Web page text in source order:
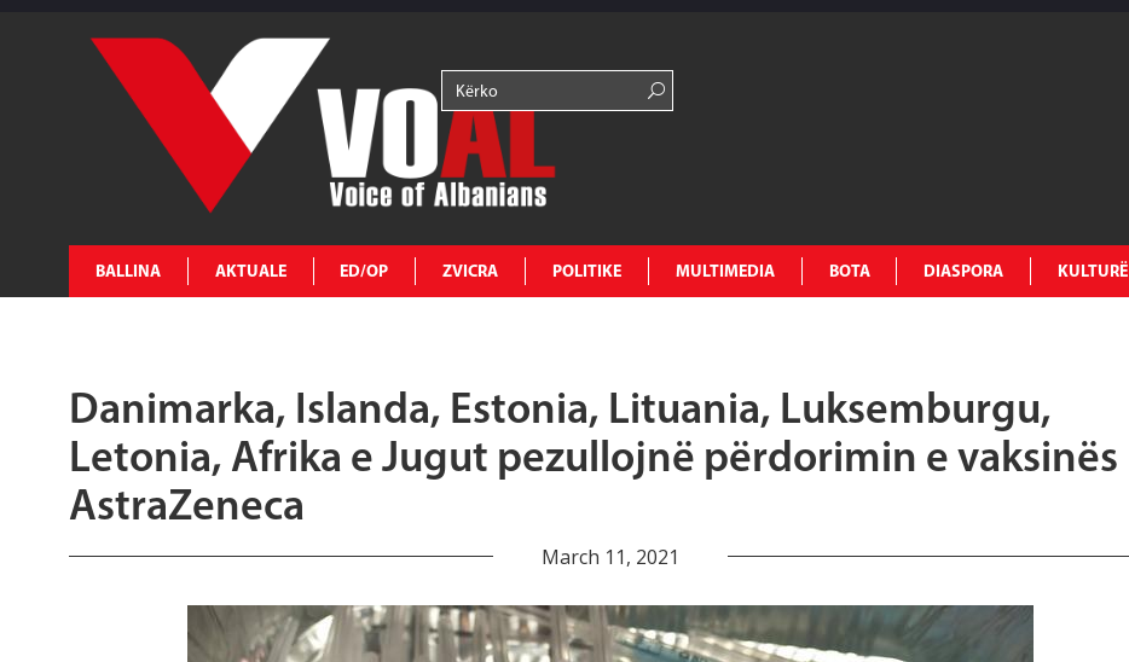
BALLINA AKTUALE ED/OP ZVICRA POLITIKE MULTIMEDIA BOTA DIASPORA KULTURË
Danimarka, Islanda, Estonia, Lituania, Luksemburgu,
Letonia, Afrika e Jugut pezullojnë përdorimin e vaksinës
AstraZeneca
March 11, 2021